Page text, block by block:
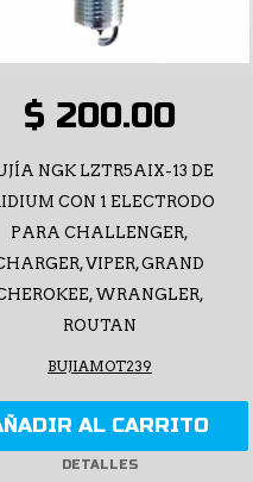
$ 200.00
NGK LZTR5AIX-13 DE
CON 1 ELECTRODO
PARA CHALLENGER,
VIPER, GRAND
WRANGLER,
ROUTAN
BUJIAMOT239
AL CARRITO
DETALLES